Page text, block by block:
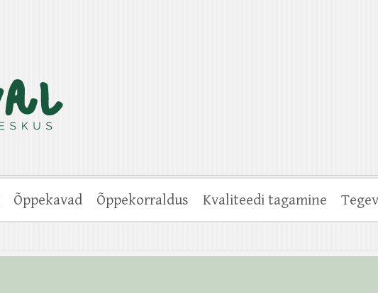
Õppekavad Õppekorraldus Kvaliteedi tagamine